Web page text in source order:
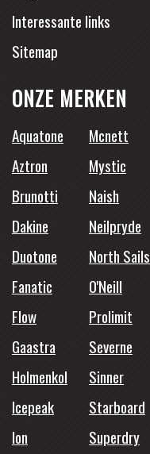
Interessante links
Sitemap
ONZE MERKEN
Aquatone
Mcnett
Aztron
Mystic
Brunotti
Naish
Dakine
Neilpryde
Duotone
North Sails
Fanatic
O'Neill
Flow
Prolimit
Gaastra
Severne
Holmenkol
Sinner
Icepeak
Starboard
Ion
Superdry